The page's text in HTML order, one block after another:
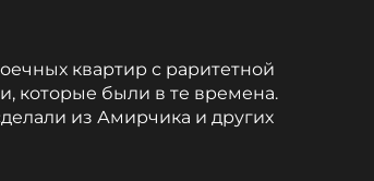
квартир с раритетной
которые были в те времена.
из Амирчика и других